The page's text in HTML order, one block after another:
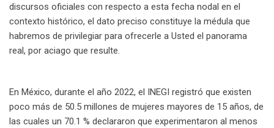
discursos oficiales con respecto a esta fecha nodal en el
contexto histórico, el dato preciso constituye la médula que
habremos de privilegiar para ofrecerle a Usted el panorama
real, por aciago que resulte.
En México, durante el año 2022, el INEGI registró que existen
poco más de 50.5 millones de mujeres mayores de 15 años, de
las cuales un 70.1 % declararon que experimentaron al menos